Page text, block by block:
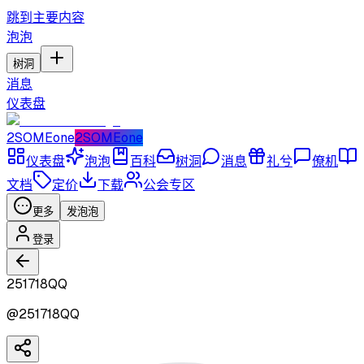
跳到主要内容
泡泡
树洞
消息
仪表盘
2SOMEone2SOMEone
仪表盘
泡泡 百科 树洞 消息 礼兮
僚机
文档
定价 下载 公会专区
更多 发泡泡
登录
251718QQ
@251718QQ